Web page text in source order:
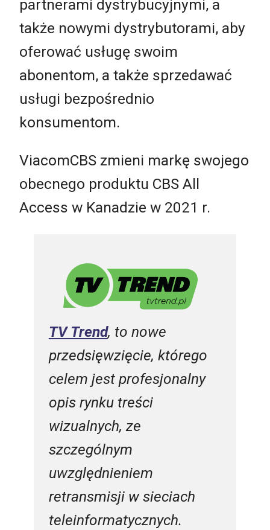
partnerami dystrybucyjnymi, a
także nowymi dystrybutorami, aby
oferować usługę swoim
abonentom, a także sprzedawać
usługi bezpośrednio
konsumentom.
ViacomCBS zmieni markę swojego
obecnego produktu CBS All
Access w Kanadzie w 2021 r.
TV Trend, to nowe
przedsięwzięcie, którego
celem jest profesjonalny
opis rynku treści
wizualnych, ze
szczególnym
uwzględnieniem
retransmisji w sieciach
teleinformatycznych.